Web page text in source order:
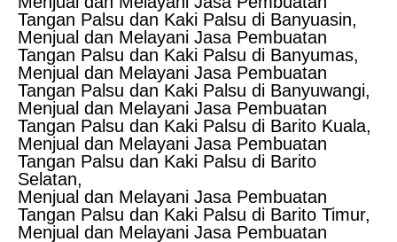
Tangan Palsu dan Kaki Palsu di Banyuasin,
Menjual dan Melayani Jasa Pembuatan
Tangan Palsu dan Kaki Palsu di Banyumas,
Menjual dan Melayani Jasa Pembuatan
Tangan Palsu dan Kaki Palsu di Banyuwangi,
Menjual dan Melayani Jasa Pembuatan
Tangan Palsu dan Kaki Palsu di Barito Kuala,
Menjual dan Melayani Jasa Pembuatan
Tangan Palsu dan Kaki Palsu di Barito
Selatan,
Menjual dan Melayani Jasa Pembuatan
Tangan Palsu dan Kaki Palsu di Barito Timur,
Menjual dan Melayani Jasa Pembuatan